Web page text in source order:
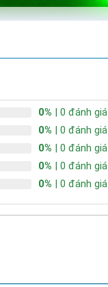
0% | 0 đánh giá
0% | 0 đánh giá
0% | 0 đánh giá
0% | 0 đánh giá
0% | 0 đánh giá